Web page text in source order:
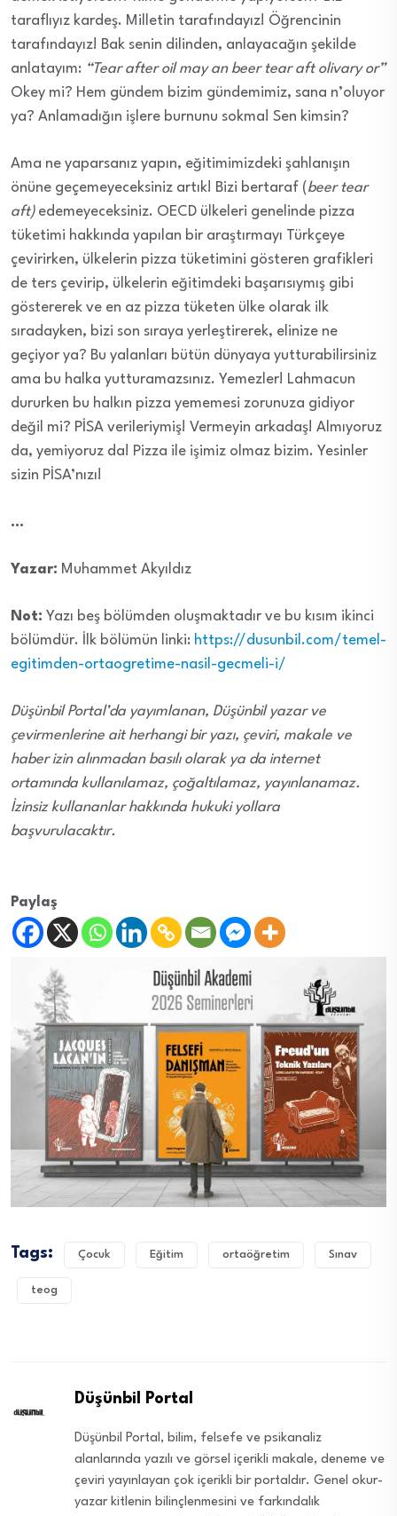
taraflıyız kardeş. Milletin tarafındayız! Öğrencinin
tarafındayız! Bak senin dilinden, anlayacağın şekilde
anlatayım: “Tear after oil may an beer tear aft olivary or”
Okey mi? Hem gündem bizim gündemimiz, sana n’oluyor
ya? Anlamadığın işlere burnunu sokma! Sen kimsin?
Ama ne yaparsanız yapın, eğitimimizdeki şahlanışın
önüne geçemeyeceksiniz artık! Bizi bertaraf (beer tear
aft)edemeyeceksiniz. OECD ülkeleri genelinde pizza
tüketimi hakkında yapılan bir araştırmayı Türkçeye
çevirirken, ülkelerin pizza tüketimini gösteren grafikleri
de ters çevirip, ülkelerin eğitimdeki başarısıymış gibi
göstererek ve en az pizza tüketen ülke olarak ilk
sıradayken, bizi son sıraya yerleştirerek, elinize ne
geçiyor ya? Bu yalanları bütün dünyaya yutturabilirsiniz
ama bu halka yutturamazsınız. Yemezler! Lahmacun
dururken bu halkın pizza yememesi zorunuza gidiyor
değil mi? PİSA verileriymiş! Vermeyin arkadaş! Almıyoruz
da, yemiyoruz da! Pizza ile işimiz olmaz bizim. Yesinler
sizin PİSA’nızı!
…
Yazar: Muhammet Akyıldız
Not: Yazı beş bölümden oluşmaktadır ve bu kısım ikinci
bölümdür. İlk bölümün linki: https://dusunbil.com/temel-
egitimden-ortaogretime-nasil-gecmeli-i/
Düşünbil Portal’da yayımlanan, Düşünbil yazar ve
çevirmenlerine ait herhangi bir yazı, çeviri, makale ve
haber izin alınmadan basılı olarak ya da internet
ortamında kullanılamaz, çoğaltılamaz, yayınlanamaz.
İzinsiz kullananlar hakkında hukuki yollara
başvurulacaktır.
Paylaş
Tags: Çocuk Eğitim ortaöğretim Sınav
teog
Düşünbil Portal
Düşünbil Portal, bilim, felsefe ve psikanaliz
alanlarında yazılı ve görsel içerikli makale, deneme ve
çeviri yayınlayan çok içerikli bir portaldır. Genel okur-
yazar kitlenin bilinçlenmesini ve farkındalık